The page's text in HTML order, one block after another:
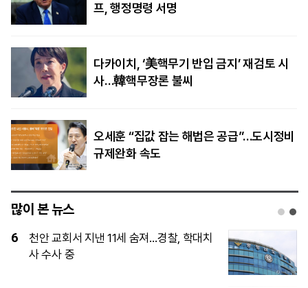
프, 행정명령 서명
다카이치, ‘美핵무기 반입 금지’ 재검토 시
사…韓핵무장론 불씨
오세훈 “집값 잡는 해법은 공급”…도시정비
규제완화 속도
많이 본 뉴스
1
“결혼 망설이는 일 없어야”…李, ‘결혼 페
널티’ 22개 과제 점검 지시